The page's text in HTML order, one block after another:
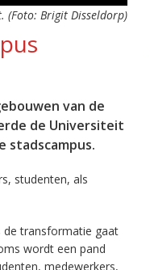
(Foto: Brigit Disseldorp)
van de
de Universiteit
stadscampus.
studenten, als
de transformatie gaat
wordt een pand
medewerkers,